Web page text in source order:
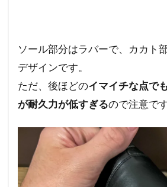
ソール部分はラバーで、カカト
デザインです。
ただ、後ほどのイマイチな点で
が耐久力が低すぎるので注意です